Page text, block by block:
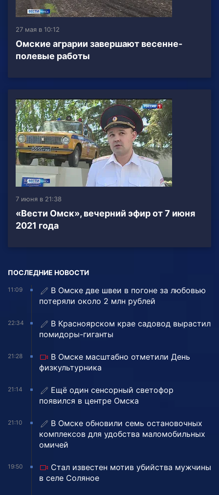
27 мая в 10:12
Омские аграрии завершают весенне-
полевые работы
7 июня в 21:38
«Вести Омск», вечерний эфир от 7 июня
2021 года
ПОСЛЕДНИЕ НОВОСТИ
11:09
В Омске две швеи в погоне за любовью
потеряли около 2 млн рублей
22:34
В Красноярском крае садовод вырастил
помидоры-гиганты
21:28
В Омске масштабно отметили День
физкультурника
21:14
Ещё один сенсорный светофор
появился в центре Омска
21:10
В Омске обновили семь остановочных
комплексов для удобства маломобильных
омичей
19:50
Стал известен мотив убийства мужчины
в селе Соляное